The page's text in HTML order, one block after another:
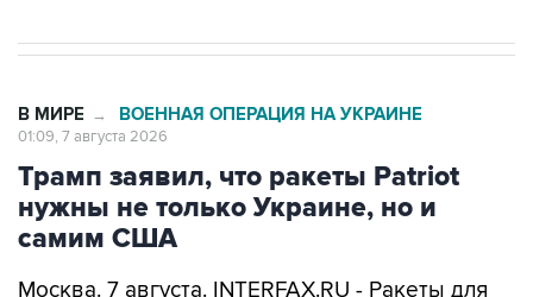
В МИРЕ → ВОЕННАЯ ОПЕРАЦИЯ НА УКРАИНЕ
01:09, 7 августа 2026
Трамп заявил, что ракеты Patriot
нужны не только Украине, но и
самим США
Москва. 7 августа. INTERFAX.RU - Ракеты для